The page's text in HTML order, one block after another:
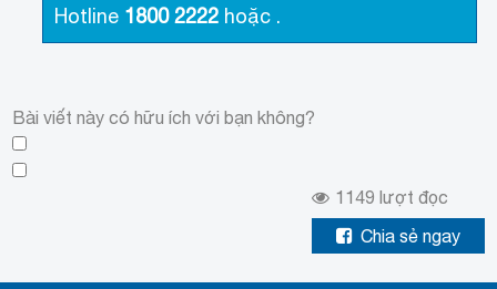
Hotline 1800 2222 hoặc .
Bài viết này có hữu ích với bạn không?
1149 lượt đọc
Chia sẻ ngay